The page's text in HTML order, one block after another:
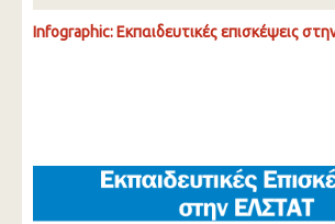
Infographic: Εκπαιδευτικές επισκέψεις